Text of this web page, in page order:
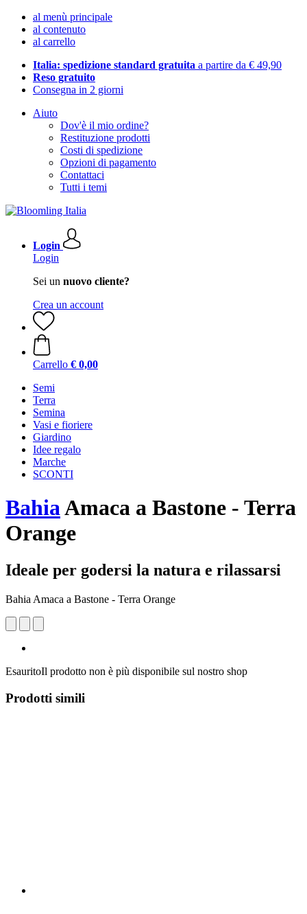
al menù principale
al contenuto
al carrello
Italia: spedizione standard gratuita a partire da € 49,90
Reso gratuito
Consegna in 2 giorni
Aiuto
Dov'è il mio ordine?
Restituzione prodotti
Costi di spedizione
Opzioni di pagamento
Contattaci
Tutti i temi
Login
Login
Sei un nuovo cliente?
Crea un account
Carrello € 0,00
Semi
Terra
Semina
Vasi e fioriere
Giardino
Idee regalo
Marche
SCONTI
BahiaAmaca a Bastone - Terra
Orange
Ideale per godersi la natura e rilassarsi
Bahia Amaca a Bastone - Terra Orange
EsauritoIl prodotto non è più disponibile sul nostro shop
Prodotti simili